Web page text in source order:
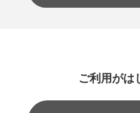
ご利用がは